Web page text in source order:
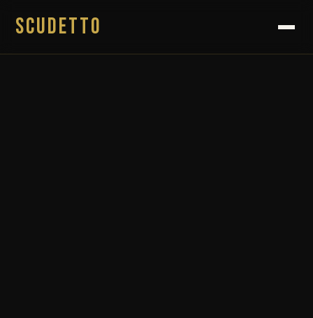
SCUDETTO